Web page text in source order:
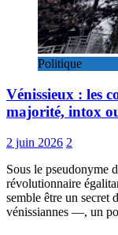
Politique
Vénissieux : les
majorité, intox
2 juin 2026 2
Sous le pseudonyme
révolutionnaire
semble être un secret
vénissiannes —, un